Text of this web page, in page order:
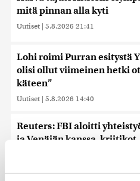
mitä pinnan alla kyti
Uutiset | 5.8.2026 21:41
Lohi roimi Purran esitystä
olisi ollut viimeinen hetki
käteen”
Uutiset | 5.8.2026 14:40
Reuters: FBI aloitti
ja Venäjän kanssa, kriitikot